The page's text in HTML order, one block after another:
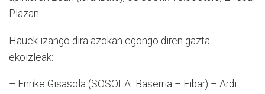
Plazan.
Hauek izango dira azokan egongo diren gazta
ekoizleak:
– Enrike Gisasola (SOSOLA Baserria – Eibar) – Ardi